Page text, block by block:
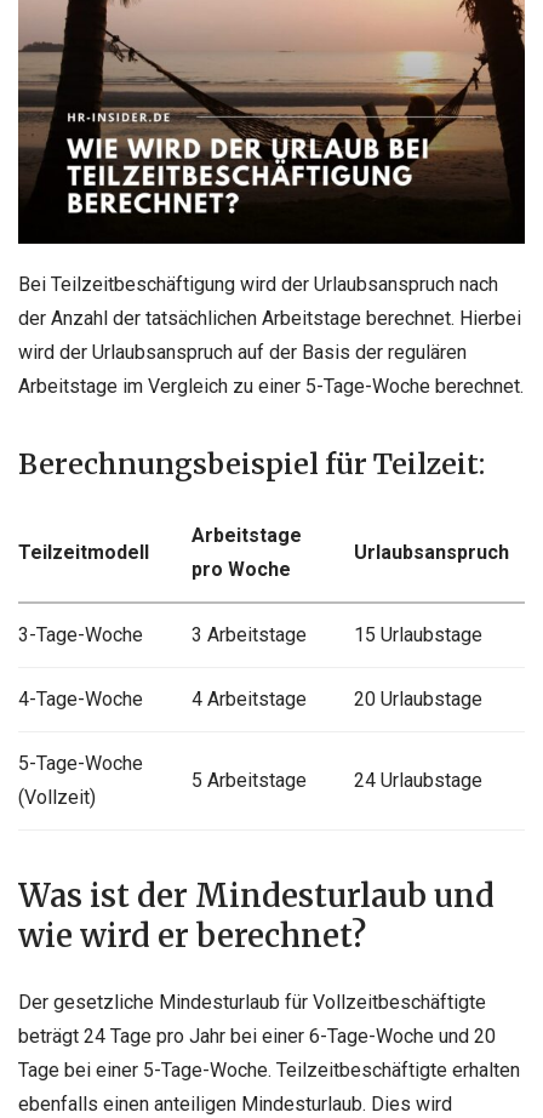
Bei Teilzeitbeschäftigung wird der Urlaubsanspruch nach
der Anzahl der tatsächlichen Arbeitstage berechnet. Hierbei
wird der Urlaubsanspruch auf der Basis der regulären
Arbeitstage im Vergleich zu einer 5-Tage-Woche berechnet.
Berechnungsbeispiel für Teilzeit:
Teilzeitmodell
Arbeitstage
pro Woche
Urlaubsanspruch
3-Tage-Woche 3 Arbeitstage 15 Urlaubstage
4-Tage-Woche 4 Arbeitstage 20 Urlaubstage
5-Tage-Woche
(Vollzeit)
5 Arbeitstage 24 Urlaubstage
Was ist der Mindesturlaub und
wie wird er berechnet?
Der gesetzliche Mindesturlaub für Vollzeitbeschäftigte
beträgt 24 Tage pro Jahr bei einer 6-Tage-Woche und 20
Tage bei einer 5-Tage-Woche. Teilzeitbeschäftigte erhalten
ebenfalls einen anteiligen Mindesturlaub. Dies wird